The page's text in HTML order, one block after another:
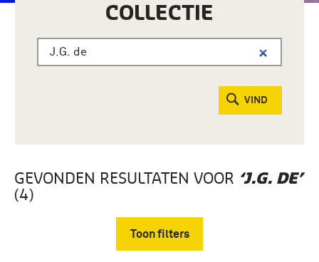
COLLECTIE
VIND
GEVONDEN RESULTATEN VOOR ‘J.G. DE’
(4)
Toon filters